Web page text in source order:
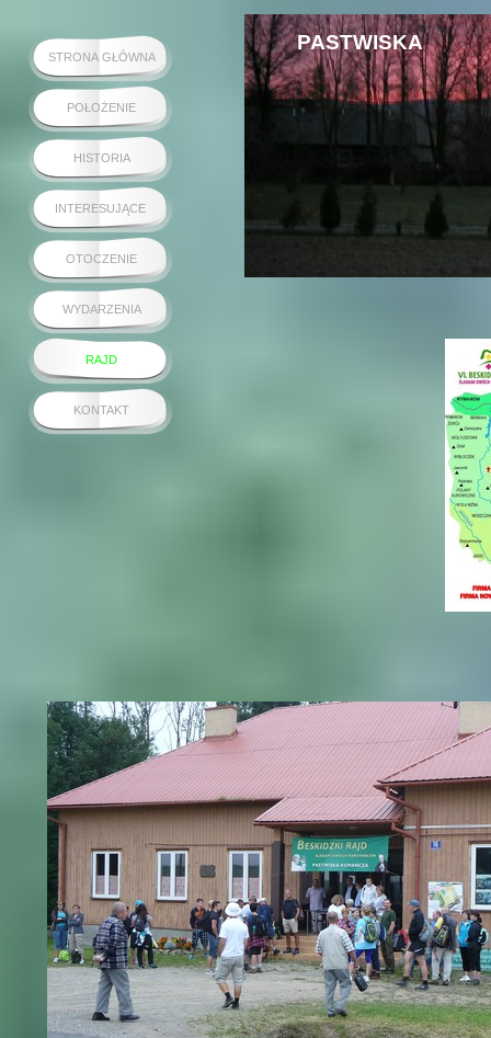
STRONA GŁÓWNA
POŁOŻENIE
HISTORIA
INTERESUJĄCE
OTOCZENIE
WYDARZENIA
RAJD
KONTAKT
PASTWISKA